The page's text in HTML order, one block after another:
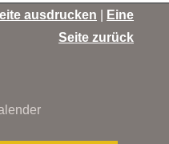
ausdrucken
Eine
Seite zurück